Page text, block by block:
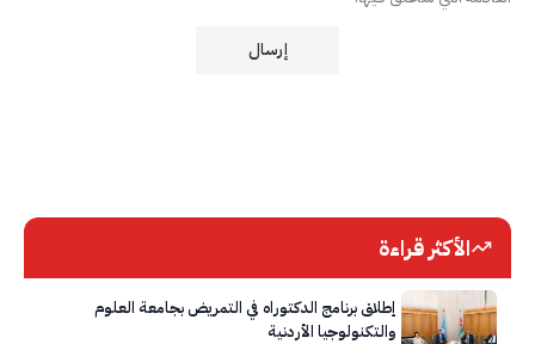
الأكثر قراءة
إطلاق برنامج الدكتوراه في التمريض بجامعة العلوم
والتكنولوجيا الأردنية